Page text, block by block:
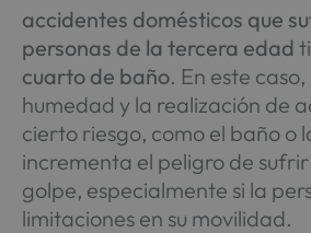
accidentes domésticos que
personas de la tercera edad
cuarto de baño. En este
humedad y la realización de
cierto riesgo, como el baño o
incrementa el peligro de
golpe, especialmente si la
limitaciones en su movilidad.